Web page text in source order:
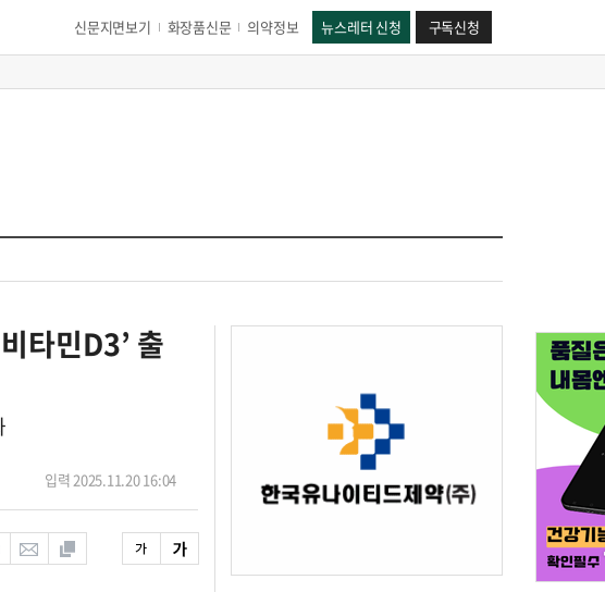
신문지면보기 화장품신문 의약정보 뉴스레터 신청 구독신청
타민D3’ 출
입력 2025.11.20 16:04